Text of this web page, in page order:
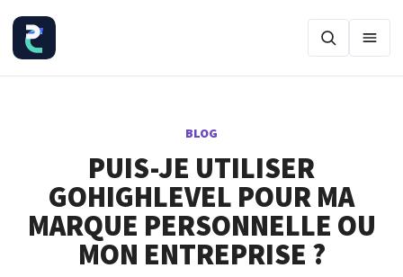
BLOG
PUIS-JE UTILISER
GOHIGHLEVEL POUR MA
MARQUE PERSONNELLE OU
MON ENTREPRISE ?